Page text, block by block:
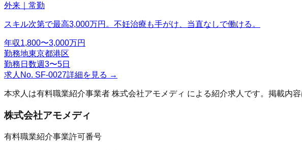
外来｜常勤
スキル次第で最高3,000万円。不妊治療も手がけ、当直なしで働ける。
年収1,800〜3,000万円
勤務地東京都港区
勤務日数週3〜5日
求人No. SF-0027詳細を見る →
本求人は有料職業紹介事業者 株式会社アモメディ による紹介求人です。掲載内
株式会社アモメディ
有料職業紹介事業許可番号